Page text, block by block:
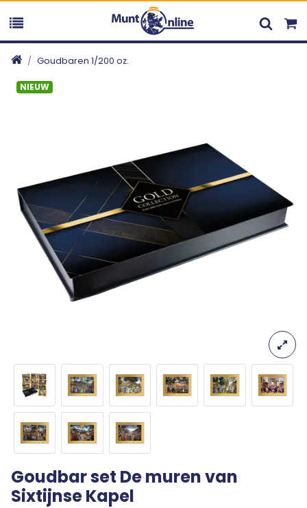
Goudbaren 1/200 oz.
NIEUW
Goudbar set De muren van
Sixtijnse Kapel